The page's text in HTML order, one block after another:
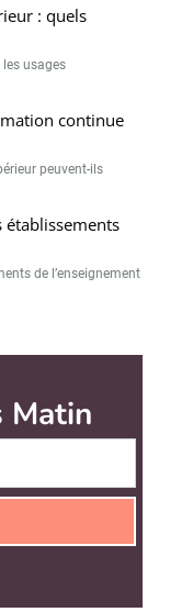
: quels
usages
continue
peuvent-ils
établissements
de l’enseignement
service
de
2026 organisée
d’avoir un